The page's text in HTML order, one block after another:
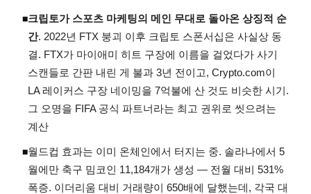
◾크립토가 스포츠 마케팅의 메인 무대로 돌아온 상징적 순
간. 2022년 FTX 붕괴 이후 크립토 스폰서십은 사실상 동
결. FTX가 마이애미 히트 구장에 이름을 걸었다가 사기
스캔들로 간판 내린 게 불과 3년 전이고, Crypto.com이
LA 레이커스 구장 네이밍을 7억불에 산 것도 비슷한 시기.
그 오명을 FIFA 공식 파트너라는 최고 권위로 씻으려는
계산
◾월드컵 효과는 이미 온체인에서 터지는 중. 솔라나에서 5
월에만 축구 밈코인 11,184개가 생성 — 전월 대비 531%
폭증. 이더리움 대비 거래량이 650배에 달했는데, 각국 대